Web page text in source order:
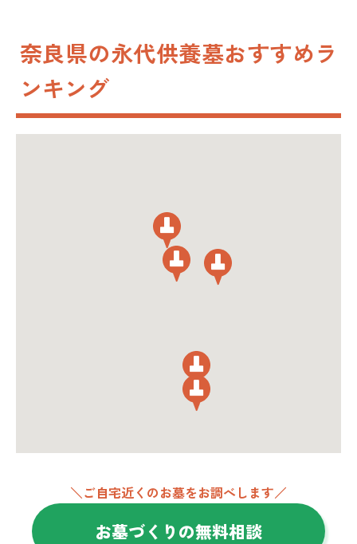
奈良県の永代供養墓おすすめラ
ンキング
＼ご自宅近くのお墓をお調べします／
お墓づくりの無料相談